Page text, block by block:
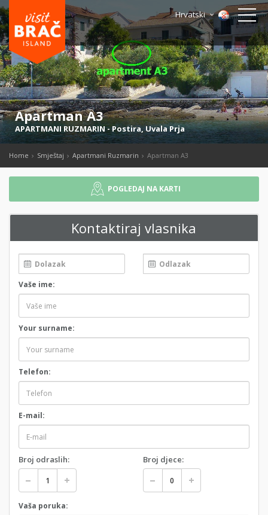
Hrvatski
Apartman A3
APARTMANI RUZMARIN-Postira,Uvala Prja
Home Smještaj Apartmani Ruzmarin Apartman A3
POGLEDAJ NA KARTI
Kontaktiraj vlasnika
Vaše ime:
Your surname:
Telefon:
E-mail:
Broj odraslih: Broj djece:
Vaša poruka: